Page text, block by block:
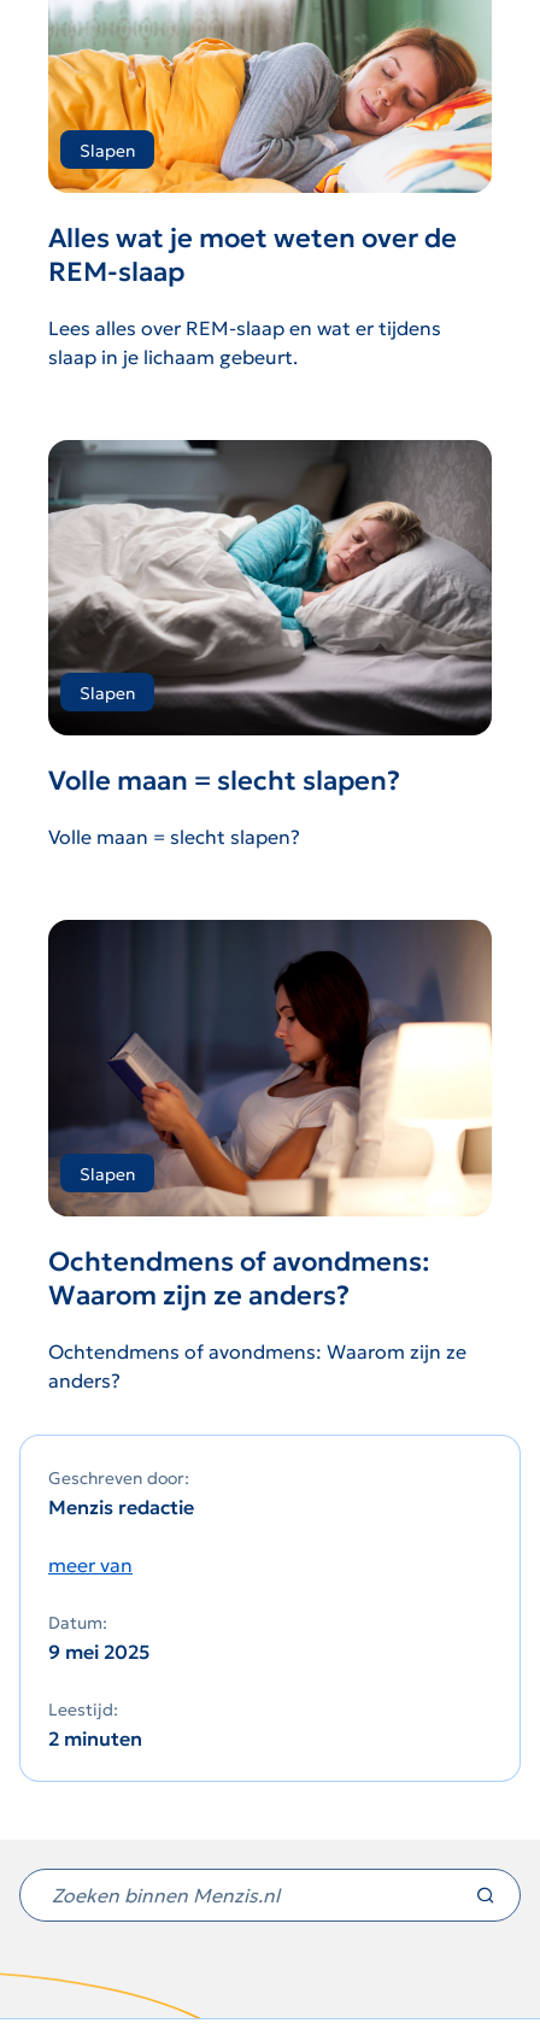
Slapen
Alles wat je moet weten over de
REM-slaap
Lees alles over REM-slaap en wat er tijdens
slaap in je lichaam gebeurt.
Slapen
Volle maan = slecht slapen?
Volle maan = slecht slapen?
Slapen
Ochtendmens of avondmens:
Waarom zijn ze anders?
Ochtendmens of avondmens: Waarom zijn ze
anders?
Geschreven door:
Menzis redactie
meer van
Datum:
9 mei 2025
Leestijd:
2 minuten
Niet
zocht?